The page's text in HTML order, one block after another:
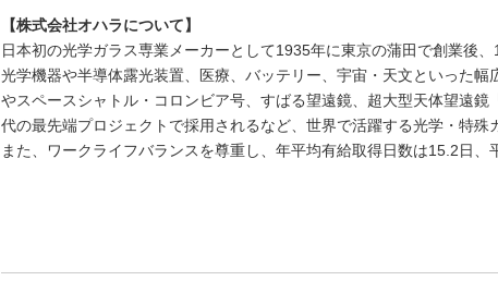
【株式会社オハラについて】
日本初の光学ガラス専業メーカーとして1935年に東京の蒲田で創業後、
光学機器や半導体露光装置、医療、バッテリー、宇宙・天文といった
やスペースシャトル・コロンビア号、すばる望遠鏡、超大型天体望遠鏡
代の最先端プロジェクトで採用されるなど、世界で活躍する光学・特
また、ワークライフバランスを尊重し、年平均有給取得日数は15.2日、